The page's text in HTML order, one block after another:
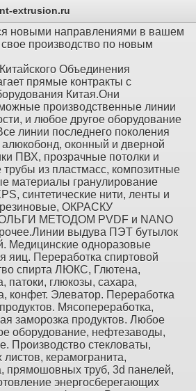
extrusion.ru
новыми направлениями в вашем
производство по новым
Объединения
прямые контракты с
Китая.Они
производственные линии
и любое другое оборудование
линии последнего поколения
алюкобонд, оконный и дверной
ПВХ, прозрачные потолки и
из пластмасс, композитные
материалы гранулирование
синтетические нити, ленты и
резиновые, ОКРАСКУ
МЕТОДОМ PVDF и NANO
выдува ПЭТ бутылок
Медицинские одноразовые
яиц. Переработка спиртовой
спирта ЛЮКС, Глютена,
патоки, глюкозы, сахара,
конфет. Элеватор. Переработка
Мясопереработка,
заморозка продуктов. Любое
оборудование, нефтезаводы,
Производство стекловаты,
листов, керамогранита,
прямошовных труб, 3d панелей,
энергосберегающих